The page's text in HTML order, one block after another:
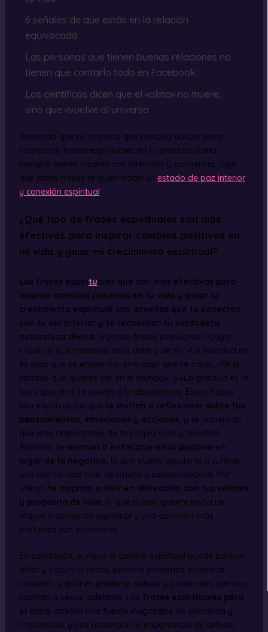
6 señales de que estás en la relación
equivocada
Las personas que tienen buenas relaciones no
tienen que contarlo todo en Facebook
Los científicos dicen que el «alma» no muere,
sino que «vuelve al universo
Recuerda que no importa qué método utilices para
incorporar frases espirituales en tu práctica diaria,
siempre debes hacerlo con intención y conciencia. Deja
que estas frases te guíen hacia un estado de paz interior
y conexión espiritual.
¿Qué tipo de frases espirituales son más
efectivas para inspirar cambios positivos en
mi vida y guiar mi crecimiento espiritual?
Las frases espirituales que son más efectivas para
inspirar cambios positivos en tu vida y guiar tu
crecimiento espiritual son aquellas que te conectan
con tu ser interior y te recuerdan tu verdadera
naturaleza divina. Algunas frases populares incluyen:
«Todo lo que necesitas está dentro de ti», «La felicidad no
es algo que se encuentra, sino algo que se crea», «Sé el
cambio que quieres ver en el mundo», y «La gratitud es la
llave que abre la puerta a la abundancia. Estas frases
son efectivas porque te invitan a reflexionar sobre tus
pensamientos, emociones y acciones, y te recuerdan
que eres responsable de tu propia vida y felicidad.
Además, te animan a enfocarte en lo positivo en
lugar de lo negativo, lo que puede ayudarte a cultivar
una mentalidad más optimista y esperanzadora. Por
último, te inspiran a vivir en alineación con tus valores
y propósito de vida, lo que puede guiarte hacia un
mayor crecimiento espiritual y una conexión más
profunda con el universo.
En conclusión, aunque el camino espiritual puede parecer
difícil y oscuro a veces, siempre podemos encontrar
consuelo y guía en palabras sabias y poderosas que nos
inspiran a seguir adelante. Las frases espirituales para
el alma ofrecen una fuente inagotable de sabiduría y
motivación, y nos recuerdan la importancia de cultivar